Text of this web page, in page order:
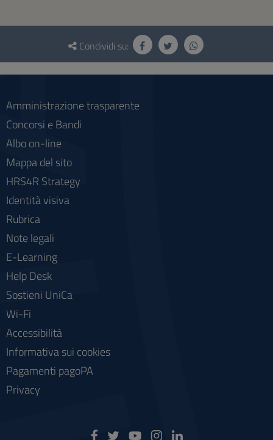
Questionario
social
Condividi su:
Amministrazione trasparente
Concorsi e Bandi
Albo on-line
Mappa del sito
HRS4R Strategy
Identità visiva
Rubrica
Note legali
E-Learning
Help Desk
Sostieni UniCa
Wi-Fi
Accessibilità
Informativa sui cookies
Pagamenti pagoPA
Privacy